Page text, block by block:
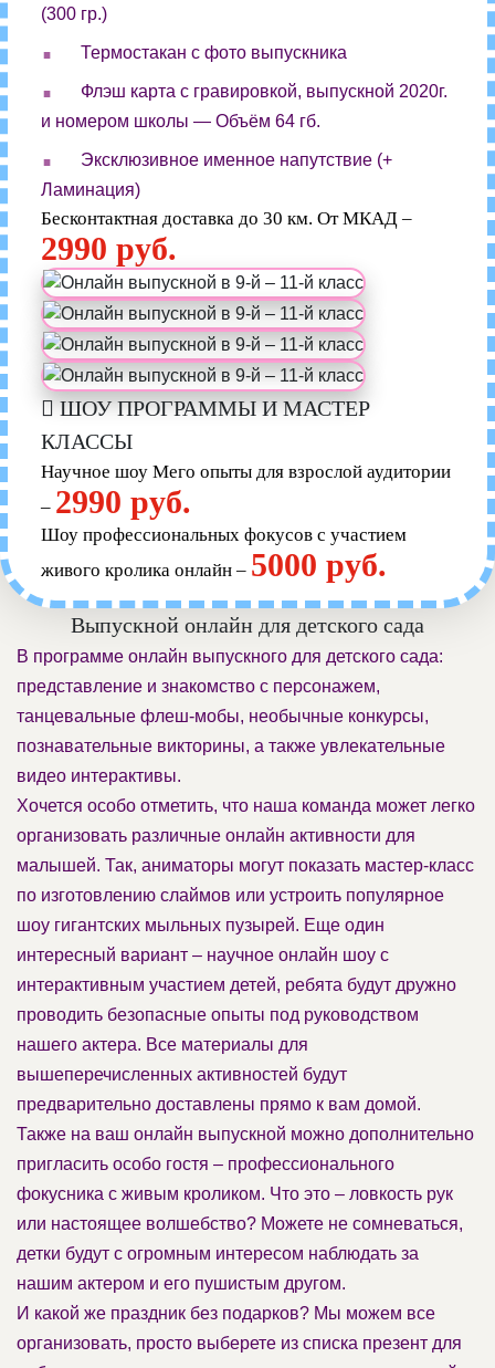
(300 гр.)
. Термостакан с фото выпускника
.
Флэш карта с гравировкой, выпускной 2020г.
и номером школы — Объём 64 гб.
.
Эксклюзивное именное напутствие (+
Ламинация)
Бесконтактная доставка до 30 км. От МКАД –
2990 руб.
ШОУ ПРОГРАММЫ И МАСТЕР
КЛАССЫ
Научное шоу Мего опыты для взрослой аудитории
– 2990 руб.
Шоу профессиональных фокусов с участием
живого кролика онлайн – 5000 руб.
Выпускной онлайн для детского сада
В программе онлайн выпускного для детского сада:
представление и знакомство с персонажем,
танцевальные флеш-мобы, необычные конкурсы,
познавательные викторины, а также увлекательные
видео интерактивы.
Хочется особо отметить, что наша команда может легко
организовать различные онлайн активности для
малышей. Так, аниматоры могут показать мастер-класс
по изготовлению слаймов или устроить популярное
шоу гигантских мыльных пузырей. Еще один
интересный вариант – научное онлайн шоу с
интерактивным участием детей, ребята будут дружно
проводить безопасные опыты под руководством
нашего актера. Все материалы для
вышеперечисленных активностей будут
предварительно доставлены прямо к вам домой.
Также на ваш онлайн выпускной можно дополнительно
пригласить особо гостя – профессионального
фокусника с живым кроликом. Что это – ловкость рук
или настоящее волшебство? Можете не сомневаться,
детки будут с огромным интересом наблюдать за
нашим актером и его пушистым другом.
И какой же праздник без подарков? Мы можем все
организовать, просто выберете из списка презент для